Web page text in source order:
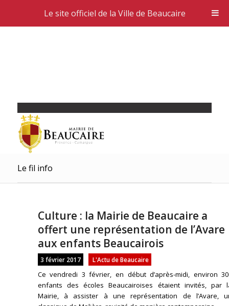
Le fil info
Culture : la Mairie de Beaucaire a
offert une représentation de l’Avare
aux enfants Beaucairois
3 février 2017 L'Actu de Beaucaire
Ce vendredi 3 février, en début d’après-midi, environ
enfants des écoles Beaucairoises étaient invités, par
Mairie, à assister à une représentation de l’Avare,
Le site officiel de la Ville de Beaucaire